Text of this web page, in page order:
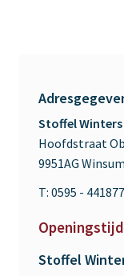
Stoffel Winters
Hoofdstraat
9951AG Winsum
T: 0595 - 441877
Stoffel